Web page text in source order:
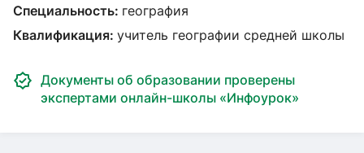
Специальность: география
Квалификация: учитель географии средней школы
Документы об образовании проверены
экспертами онлайн-школы «Инфоурок»